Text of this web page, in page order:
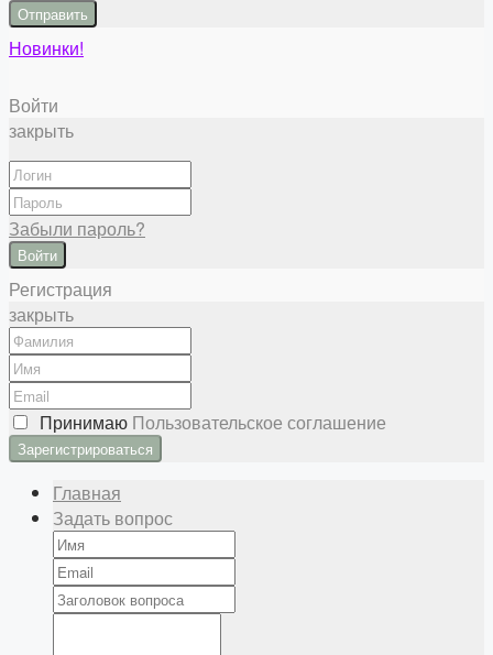
Отправить
Новинки!
Войти
закрыть
Забыли пароль?
Войти
Регистрация
закрыть
Принимаю Пользовательское соглашение
Главная
Задать вопрос